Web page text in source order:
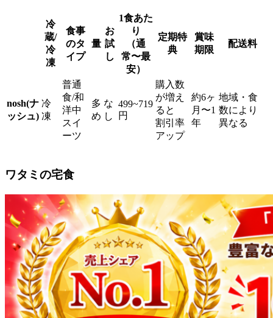
冷
蔵/
冷
凍
食事
のタ
イプ
量
お
試
し
1食あた
り
（通
常〜最
安）
定期特
典
賞味
期限
配送料
nosh(ナ
ッシュ)
冷
凍
普通
食/和
洋中
スイ
ーツ
多
め
な
し
499~719
円
購入数
が増え
ると
割引率
アップ
約6ヶ
月〜1
年
地域・食
数により
異なる
ワタミの宅食